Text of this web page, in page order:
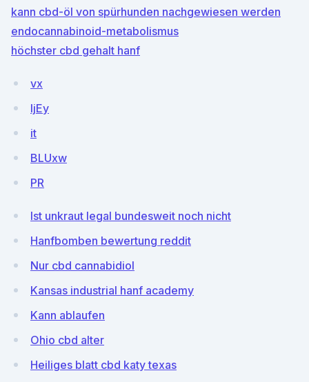
kann cbd-öl von spürhunden nachgewiesen werden
endocannabinoid-metabolismus
höchster cbd gehalt hanf
vx
IjEy
it
BLUxw
PR
Ist unkraut legal bundesweit noch nicht
Hanfbomben bewertung reddit
Nur cbd cannabidiol
Kansas industrial hanf academy
Kann ablaufen
Ohio cbd alter
Heiliges blatt cbd katy texas